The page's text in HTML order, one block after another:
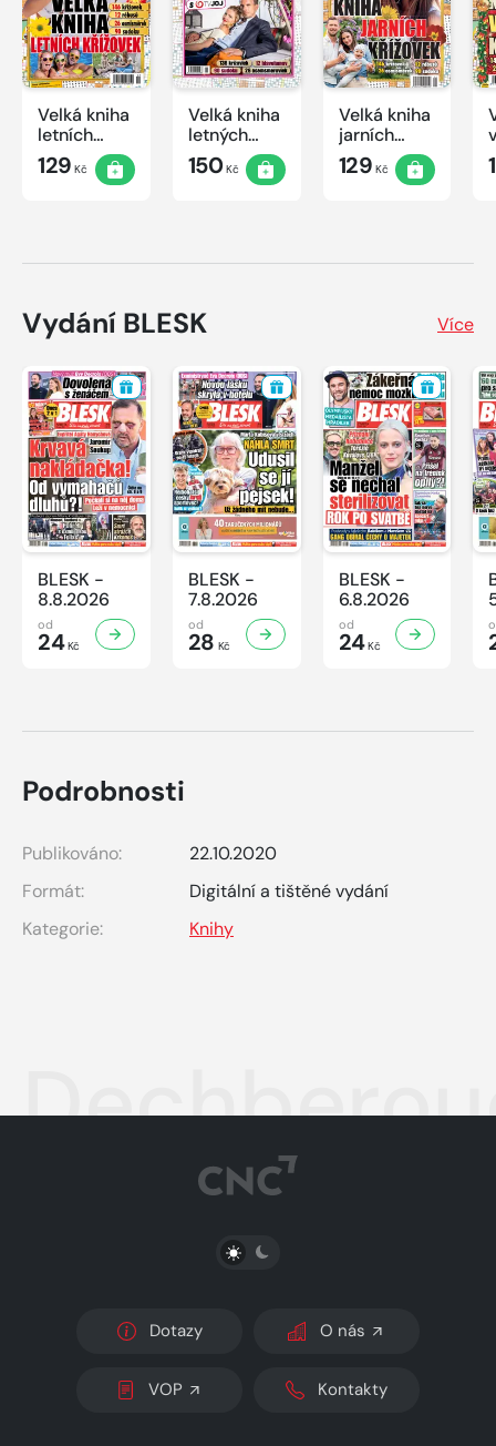
Velká kniha
letních
křížovek
2026
129 Kč
Velká kniha
letných
krížoviek s
TV JOJ
150Kč
Velká kniha
jarních
křížovek
2026
129 Kč
Vydání BLESK Více
BLESK -
8.8.2026
od
24Kč
BLESK -
7.8.2026
od
28 Kč
BLESK -
6.8.2026
od
24Kč
Podrobnosti
Publikováno:
22.10.2020
Formát:
Digitální a tištěné vydání
Kategorie:
Knihy
PŘEPNOUT SVĚTLÝ/TMAVÝ REŽIM
Dotazy O nás
VOP Kontakty